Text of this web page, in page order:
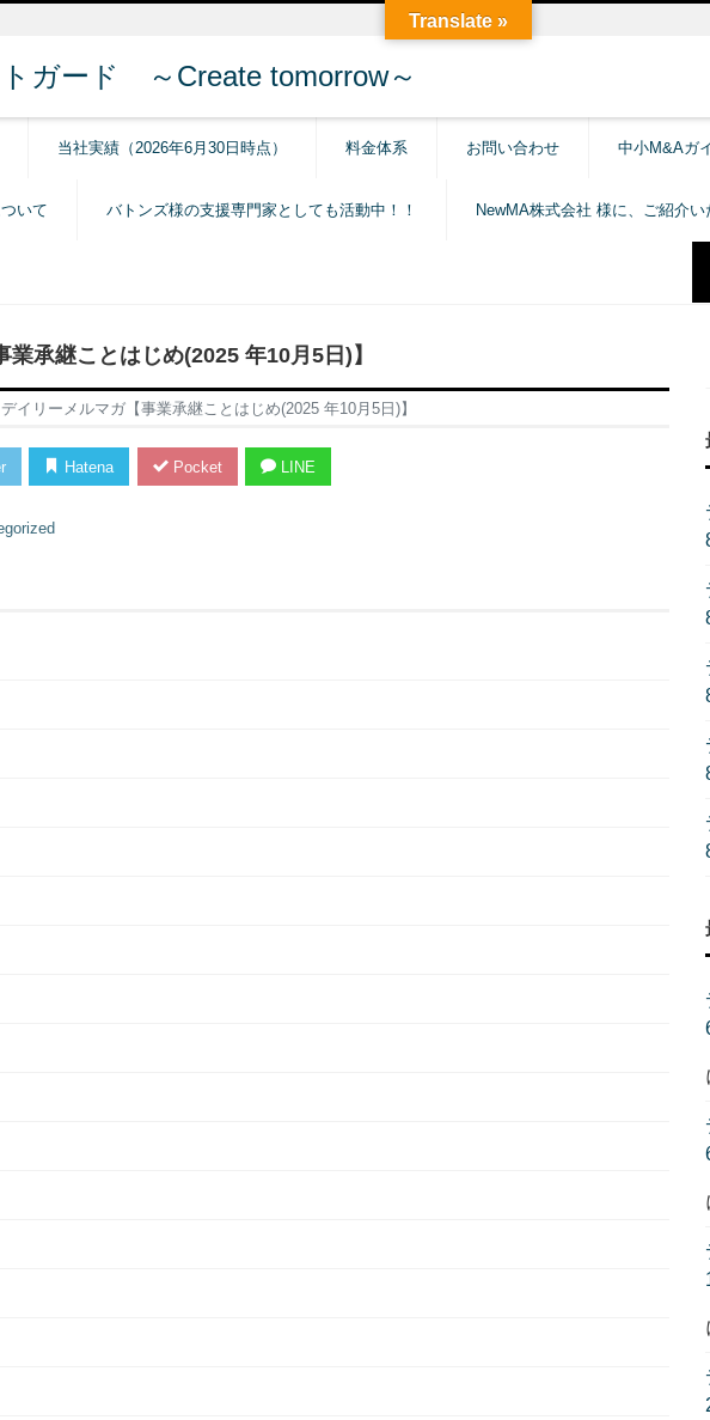
ガード ～Create tomorrow～
当社実績（2026年6月30日時点） 料金体系 お問い合わせ 中小M&Aガ
いて バトンズ様の支援専門家としても活動中！！ NewMA株式会社 様に、ご紹介い
承継ことはじめ(2025 年10月5日)】
デイリーメルマガ【事業承継ことはじめ(2025 年10月5日)】
Hatena Pocket LINE
Translate »